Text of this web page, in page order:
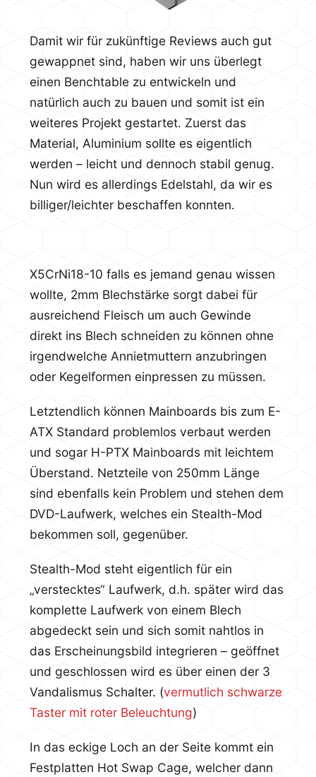
Damit wir für zukünftige Reviews auch gut
gewappnet sind, haben wir uns überlegt
einen Benchtable zu entwickeln und
natürlich auch zu bauen und somit ist ein
weiteres Projekt gestartet. Zuerst das
Material, Aluminium sollte es eigentlich
werden – leicht und dennoch stabil genug.
Nun wird es allerdings Edelstahl, da wir es
billiger/leichter beschaffen konnten.
X5CrNi18-10 falls es jemand genau wissen
wollte, 2mm Blechstärke sorgt dabei für
ausreichend Fleisch um auch Gewinde
direkt ins Blech schneiden zu können ohne
irgendwelche Annietmuttern anzubringen
oder Kegelformen einpressen zu müssen.
Letztendlich können Mainboards bis zum E-
ATX Standard problemlos verbaut werden
und sogar H-PTX Mainboards mit leichtem
Überstand. Netzteile von 250mm Länge
sind ebenfalls kein Problem und stehen dem
DVD-Laufwerk, welches ein Stealth-Mod
bekommen soll, gegenüber.
Stealth-Mod steht eigentlich für ein
„verstecktes“ Laufwerk, d.h. später wird das
komplette Laufwerk von einem Blech
abgedeckt sein und sich somit nahtlos in
das Erscheinungsbild integrieren – geöffnet
und geschlossen wird es über einen der 3
Vandalismus Schalter. (vermutlich schwarze
Taster mit roter Beleuchtung)
In das eckige Loch an der Seite kommt ein
Festplatten Hot Swap Cage, welcher dann